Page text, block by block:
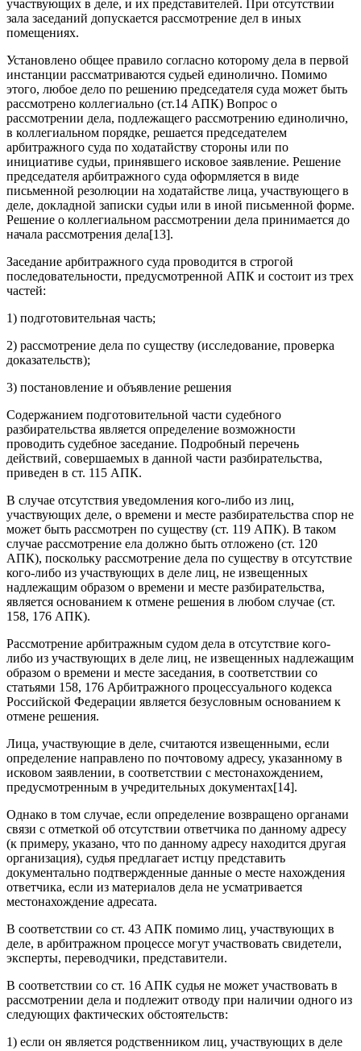
участвующих в деле, и их представителей. При отсутствии
зала заседаний допускается рассмотрение дел в иных
помещениях.
Установлено общее правило согласно которому дела в первой
инстанции рассматриваются судьей единолично. Помимо
этого, любое дело по решению председателя суда может быть
рассмотрено коллегиально (ст.14 АПК) Вопрос о
рассмотрении дела, подлежащего рассмотрению единолично,
в коллегиальном порядке, решается председателем
арбитражного суда по ходатайству стороны или по
инициативе судьи, принявшего исковое заявление. Решение
председателя арбитражного суда оформляется в виде
письменной резолюции на ходатайстве лица, участвующего в
деле, докладной записки судьи или в иной письменной форме.
Решение о коллегиальном рассмотрении дела принимается до
начала рассмотрения дела[13].
Заседание арбитражного суда проводится в строгой
последовательности, предусмотренной АПК и состоит из трех
частей:
1) подготовительная часть;
2) рассмотрение дела по существу (исследование, проверка
доказательств);
3) постановление и объявление решения
Содержанием подготовительной части судебного
разбирательства является определение возможности
проводить судебное заседание. Подробный перечень
действий, совершаемых в данной части разбирательства,
приведен в ст. 115 АПК.
В случае отсутствия уведомления кого-либо из лиц,
участвующих деле, о времени и месте разбирательства спор не
может быть рассмотрен по существу (ст. 119 АПК). В таком
случае рассмотрение ела должно быть отложено (ст. 120
АПК), поскольку рассмотрение дела по существу в отсутствие
кого-либо из участвующих в деле лиц, не извещенных
надлежащим образом о времени и месте разбирательства,
является основанием к отмене решения в любом случае (ст.
158, 176 АПК).
Рассмотрение арбитражным судом дела в отсутствие кого-
либо из участвующих в деле лиц, не извещенных надлежащим
образом о времени и месте заседания, в соответствии со
статьями 158, 176 Арбитражного процессуального кодекса
Российской Федерации является безусловным основанием к
отмене решения.
Лица, участвующие в деле, считаются извещенными, если
определение направлено по почтовому адресу, указанному в
исковом заявлении, в соответствии с местонахождением,
предусмотренным в учредительных документах[14].
Однако в том случае, если определение возвращено органами
связи с отметкой об отсутствии ответчика по данному адресу
(к примеру, указано, что по данному адресу находится другая
организация), судья предлагает истцу представить
документально подтвержденные данные о месте нахождения
ответчика, если из материалов дела не усматривается
местонахождение адресата.
В соответствии со ст. 43 АПК помимо лиц, участвующих в
деле, в арбитражном процессе могут участвовать свидетели,
эксперты, переводчики, представители.
В соответствии со ст. 16 АПК судья не может участвовать в
рассмотрении дела и подлежит отводу при наличии одного из
следующих фактических обстоятельств:
1) если он является родственником лиц, участвующих в деле